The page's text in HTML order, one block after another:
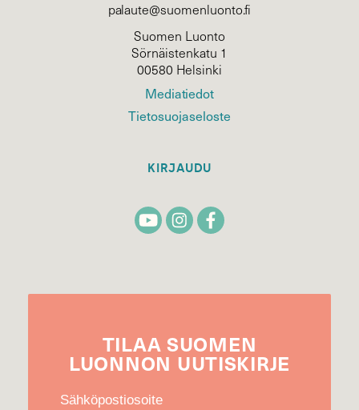
palaute@suomenluonto.fi
Suomen Luonto
Sörnäistenkatu 1
00580 Helsinki
Mediatiedot
Tietosuojaseloste
KIRJAUDU
TILAA SUOMEN
LUONNON UUTIS­KIRJE
Sähköpostiosoite